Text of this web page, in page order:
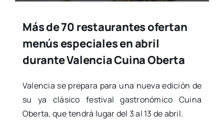
Más de 70 restaurantes ofertan
menús especiales en abril
durante Valencia Cuina Oberta
Valen­cia se pre­pa­ra para una nue­va edi­ción de
su ya clá­si­co fes­ti­val gas­tro­nó­mi­co Cui­na
Ober­ta, que ten­drá lugar del 3 al 13 de abril.